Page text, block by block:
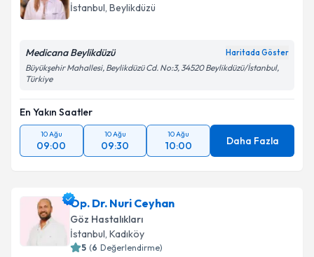
İstanbul, Beylikdüzü
Medicana Beylikdüzü Haritada Göster
Büyükşehir Mahallesi, Beylikdüzü Cd. No:3, 34520 Beylikdüzü/İstanbul,
Türkiye
En Yakın Saatler
10 Ağu
09:00
10 Ağu
09:30
10 Ağu
10:00 Daha Fazla
Op. Dr. Nuri Ceyhan
Göz Hastalıkları
İstanbul, Kadıköy
5 (6 Değerlendirme)